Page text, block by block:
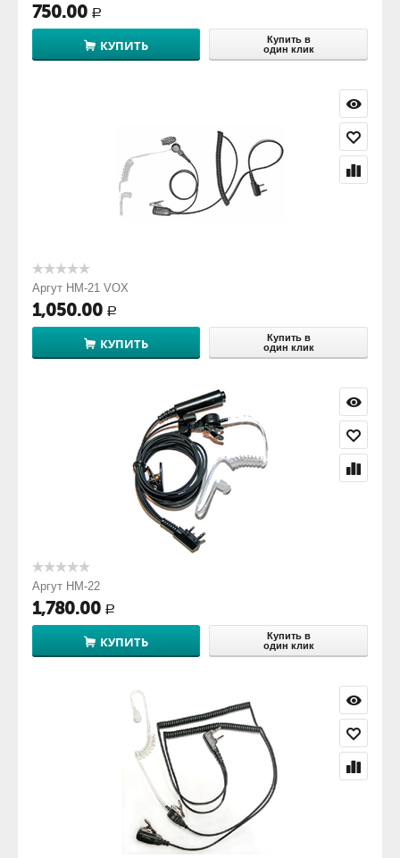
750.00 Р
КУПИТЬ
Купить в
один клик
Аргут HM-21 VOX
1,050.00 Р
КУПИТЬ
Купить в
один клик
Аргут HM-22
1,780.00 Р
КУПИТЬ
Купить в
один клик